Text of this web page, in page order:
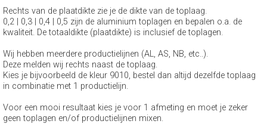
Rechts van de plaatdikte zie je de dikte van de toplaag.
0,2 | 0,3 | 0,4 | 0,5 zijn de aluminium toplagen en bepalen o.a. de
kwaliteit. De totaaldikte (plaatdikte) is inclusief de toplagen.
Wij hebben meerdere productielijnen (AL, AS, NB, etc..).
Deze melden wij rechts naast de toplaag.
Kies je bijvoorbeeld de kleur 9010, bestel dan altijd dezelfde toplaag
in combinatie met 1 productielijn.
Voor een mooi resultaat kies je voor 1 afmeting en moet je zeker
geen toplagen en/of productielijnen mixen.